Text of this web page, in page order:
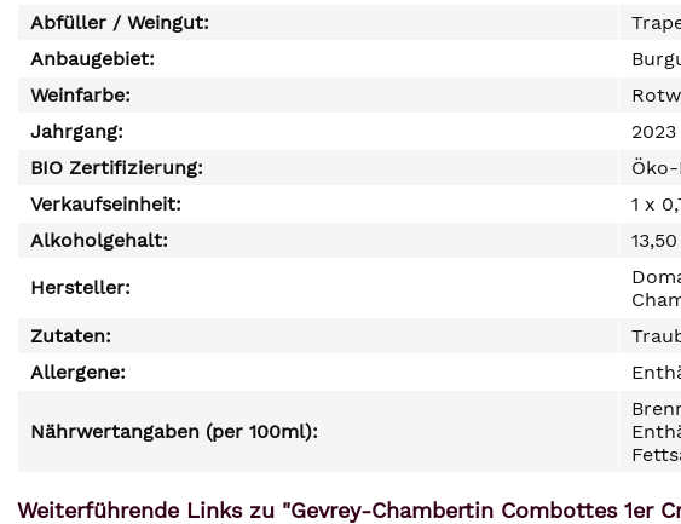
Abfüller / Weingut:
Anbaugebiet:
Weinfarbe:
Jahrgang:
2023
BIO Zertifizierung:
Verkaufseinheit:
1 x
Alkoholgehalt:
Hersteller:
Zutaten:
Allergene:
Nährwertangaben (per 100ml):
Weiterführende Links zu "Gevrey-Chambertin Combottes 1er